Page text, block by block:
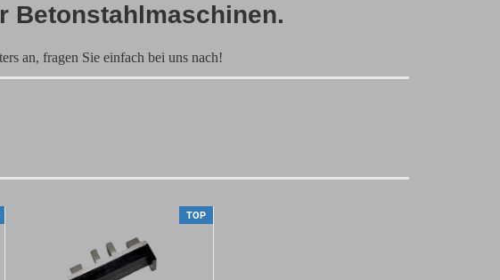
Betonstahlmaschinen.
an, fragen Sie einfach bei uns nach!
TOP